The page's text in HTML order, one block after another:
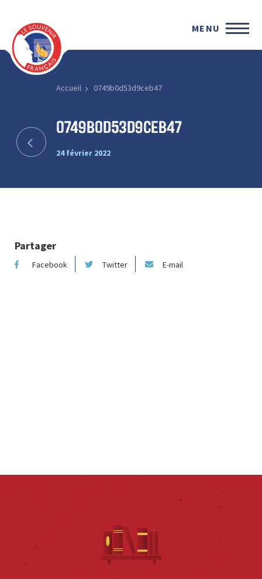
MENU
Accueil 0749b0d53d9ceb47
0749b0d53d9ceb47
24 février 2022
Partager
Facebook Twitter E-mail